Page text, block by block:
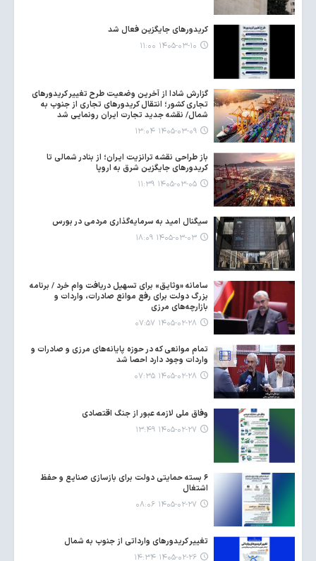
کریدورهای جایگزین فعال شد
۱۴۰۵-۰۳-۱۰ ۱۱:۰۰
گزارش شادا از آخرین وضعیت طرح تغییر کریدورهای
تجاری کشور؛ انتقال کریدورهای تجاری از جنوب به
شمال/ نقشه جدید تجارت ایران رونمایی شد
۱۴۰۵-۰۳-۰۹ ۱۳:۰۴
باز طراحی نقشه ترانزیت ایران؛ از بنادر شمالی تا
کریدورهای جایگزین شرق به اروپا
۱۴۰۵-۰۳-۰۵ ۱۱:۳۹
سیگنال امید به سرمایه‌گذاری مردمی در بورس
۱۴۰۵-۰۳-۰۳ ۱۸:۰۹
سامانه «وثایق» برای تسهیل دریافت وام خرد / برنامه
بزرگ دولت برای رفع موانع صادرات، واردات و
بازارچه‌های مرزی
۱۴۰۵-۰۲-۲۸ ۰۷:۵۷
تمام موانعی که در حوزه پایانه‌های مرزی و صادرات و
واردات وجود دارد احصا شد
۱۴۰۵-۰۲-۲۸ ۰۷:۳۵
وفاق ملی لازمه‌ عبور از جنگ اقتصادی
۱۴۰۵-۰۲-۲۷ ۱۳:۴۹
۶ بسته حمایتی دولت برای بازسازی صنایع و حفظ
اشتغال
۱۴۰۵-۰۲-۲۷ ۰۸:۰۶
تغییر کریدورهای وارداتی از جنوب به شمال
۱۴۰۵-۰۲-۲۶ ۱۴:۳۴